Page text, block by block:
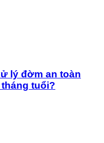
lý đờm an toàn
tuổi?